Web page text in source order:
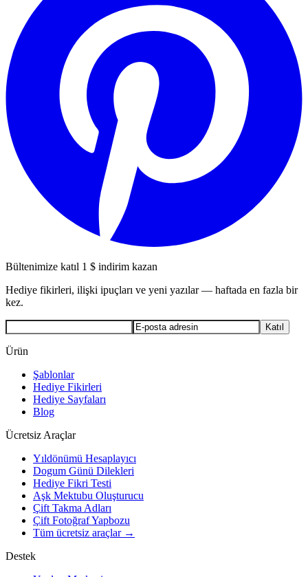
Bültenimize katıl 1 $ indirim kazan
Hediye fikirleri, ilişki ipuçları ve yeni yazılar — haftada en fazla bir
kez.
Katıl
Ürün
Şablonlar
Hediye Fikirleri
Hediye Sayfaları
Blog
Ücretsiz Araçlar
Yıldönümü Hesaplayıcı
Dogum Günü Dilekleri
Hediye Fikri Testi
Aşk Mektubu Oluşturucu
Çift Takma Adları
Çift Fotoğraf Yapbozu
Tüm ücretsiz araçlar →
Destek